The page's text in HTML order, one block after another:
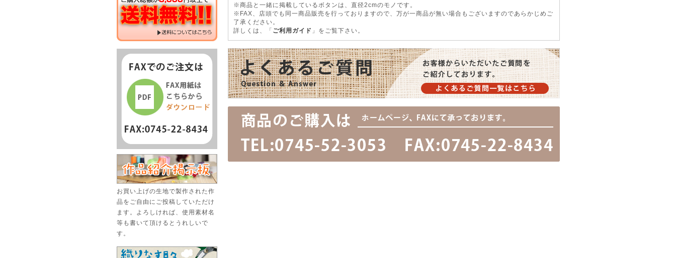
お買い上げの生地で製作された作
品をご自由にご投稿していただけ
ます。よろしければ、使用素材名
等も書いて頂けるとうれしいで
す。
※商品と一緒に掲載しているボタンは、直径2cmのモノです。
※FAX、店頭でも同一商品販売を行っておりますので、万が一商品が無い場合もございますのであらかじめご
了承ください。
詳しくは、「 ご利用ガイド 」をご覧下さい。